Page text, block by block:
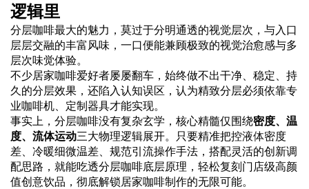
逻辑里
分层咖啡最大的魅力，莫过于分明通透的视觉层次，与入口
层层交融的丰富风味，一口便能兼顾极致的视觉治愈感与多
层次味觉体验。
不少居家咖啡爱好者屡屡翻车，始终做不出干净、稳定、持
久的分层效果，还陷入认知误区，认为精致分层必须依靠专
业咖啡机、定制器具才能实现。
事实上，分层咖啡没有复杂玄学，核心精髓仅围绕密度、温
度、流体运动三大物理逻辑展开。只要精准把控液体密度
差、冷暖细微温差、规范引流操作手法，搭配灵活的创新调
配思路，就能吃透分层咖啡底层原理，轻松复刻门店级高颜
值创意饮品，彻底解锁居家咖啡制作的无限可能。